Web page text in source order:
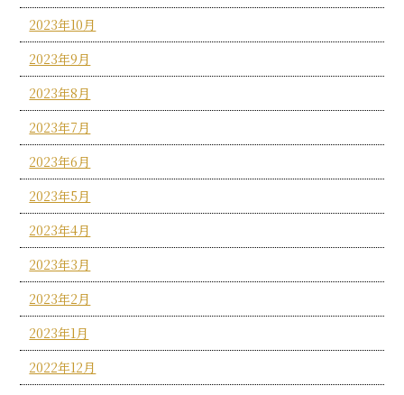
2023年10月
2023年9月
2023年8月
2023年7月
2023年6月
2023年5月
2023年4月
2023年3月
2023年2月
2023年1月
2022年12月